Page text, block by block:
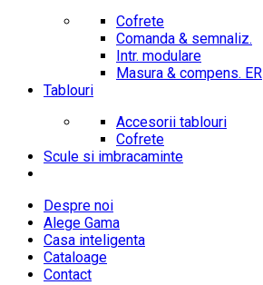
Cofrete
Comanda & semnaliz.
Intr. modulare
Masura & compens. ER
Tablouri
Accesorii tablouri
Cofrete
Scule si imbracaminte
Despre noi
Alege Gama
Casa inteligenta
Cataloage
Contact